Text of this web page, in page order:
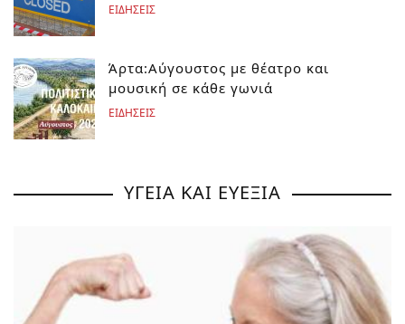
ΕΙΔΗΣΕΙΣ
Άρτα:Αύγουστος με θέατρο και
μουσική σε κάθε γωνιά
ΕΙΔΗΣΕΙΣ
ΥΓΕΙΑ ΚΑΙ ΕΥΕΞΙΑ